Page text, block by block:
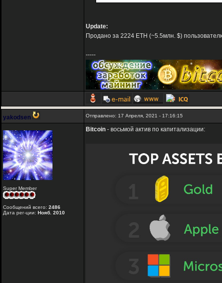
Update:
Продано за 2224 ETH (~5.5млн. $)
-----
yakodsen Отправлено: 17 Апреля, 2021 - 17:16:15
Super Member
Сообщений всего: 2486
Дата рег-ции: Нояб. 2010
Bitcoin - восьмой актив по капитализации: